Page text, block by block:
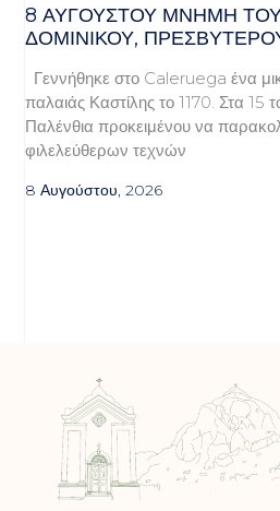
8 ΑΥΓΟΥΣΤΟΥ ΜΝΗΜΗ ΤΟΥ
ΔΟΜΙΝΙΚΟΥ,
Γεννήθηκε στο Caleruega ένα
παλαιάς Καστίλης το 1170. Στα 15
Παλένθια προκειμένου να
φιλελεύθερων τεχνών
8 Αυγούστου, 2026